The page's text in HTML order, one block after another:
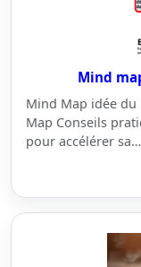
Mind
Mind Map idée
Map Conseils
pour accélérer sa…